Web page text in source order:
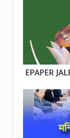
EPAPER